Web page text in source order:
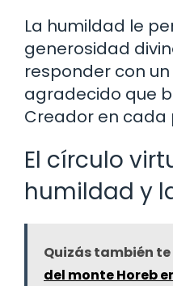
La humildad le
generosidad
responder con
agradecido que
Creador en cada
El círculo
humildad y
Quizás también
del monte Horeb